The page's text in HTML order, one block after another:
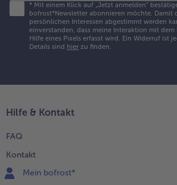
* Mit einem Klick auf „Jetzt anmelden"
bofrost*Newsletter abonnieren möchte. Damit
persönlichen Interessen abgestimmt werden
einverstanden, dass meine Interaktion mit
Hilfe eines Pixels erfasst wird. Ein Widerruf ist
Details sind hier zu finden.
Hilfe & Kontakt
FAQ
Kontakt
Mein bofrost*